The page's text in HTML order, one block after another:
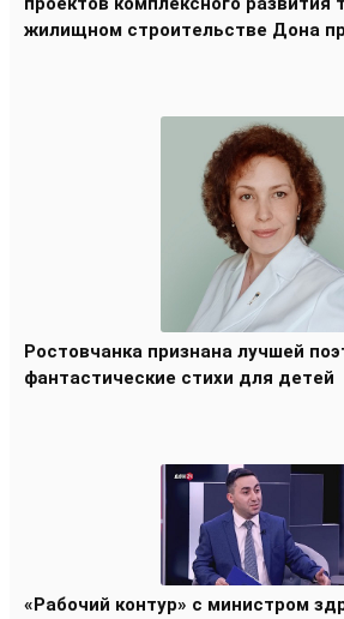
жилищном строительстве Дона
Ростовчанка признана лучшей
фантастические стихи для детей
«Рабочий контур» с министром